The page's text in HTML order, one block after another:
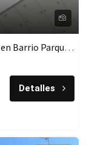
Terreno / Lote en venta de 300m2 ubicado en Barrio Parque Matheu
Detalles